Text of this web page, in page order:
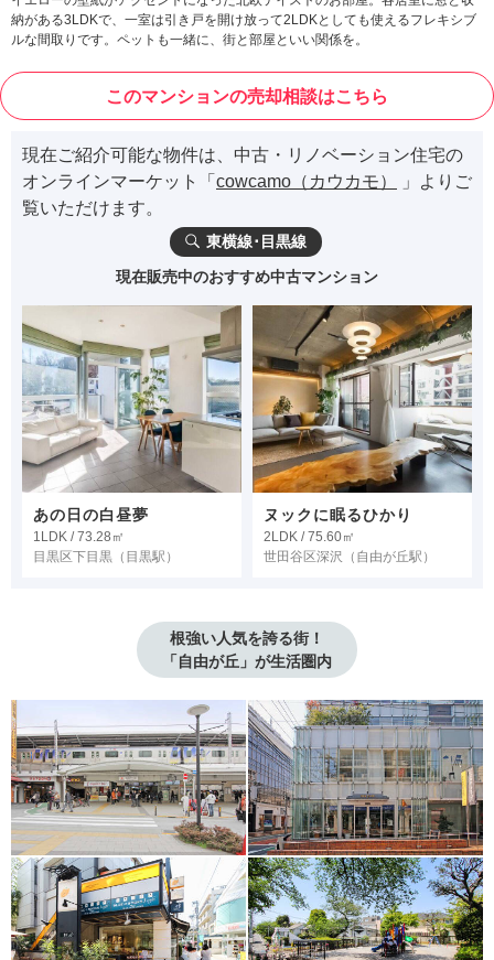
納がある3LDKで、一室は引き戸を開け放って2LDKとしても使えるフレキシブ
ルな間取りです。ペットも一緒に、街と部屋といい関係を。
このマンションの売却相談はこちら
現在ご紹介可能な物件は、中古・リノベーション住宅の
オンラインマーケット「 cowcamo（カウカモ）
」よりご
覧いただけます。
東横線･目黒線
現在販売中のおすすめ中古マンション
あの日の白昼夢
1LDK / 73.28㎡
目黒区下目黒 （目黒駅）
ヌックに眠るひかり
2LDK / 75.60㎡
世田谷区深沢 （自由が丘駅）
根強い人気を誇る街！
「自由が丘」が生活圏内